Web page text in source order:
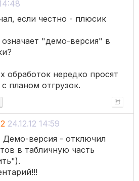
если честно - плюсик
"демо-версия" в
обработок нередко просят
планом отгрузок.
24.12.12 14:59
Демо-версия - отключил
в табличную часть